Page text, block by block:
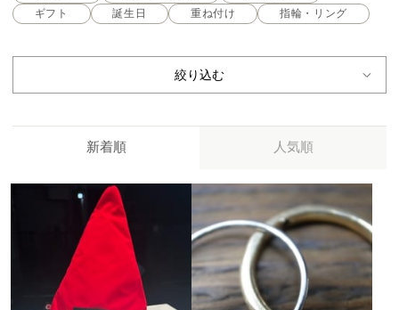
ギフト
誕生日 重ね付け 指輪・リング
絞り込む
新着順 人気順